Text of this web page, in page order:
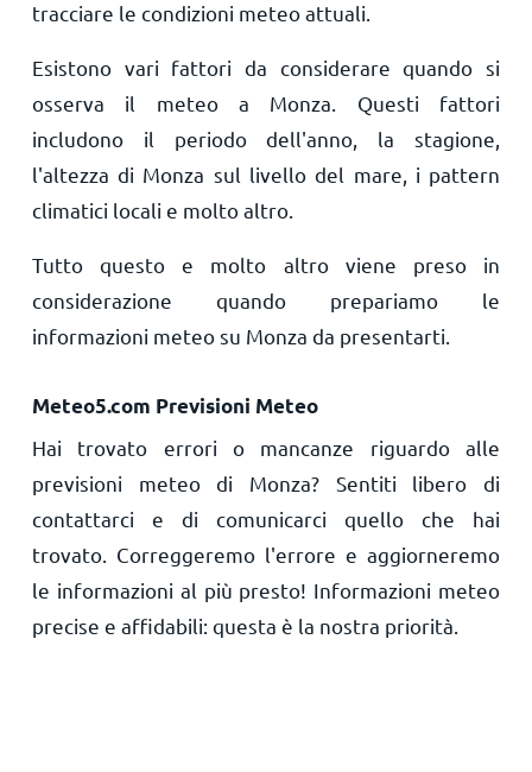
tracciare le condizioni meteo attuali.
Esistono vari fattori da considerare quando si
osserva il meteo a Monza. Questi fattori
includono il periodo dell'anno, la stagione,
l'altezza di Monza sul livello del mare, i pattern
climatici locali e molto altro.
Tutto questo e molto altro viene preso in
considerazione quando prepariamo le
informazioni meteo su Monza da presentarti.
Meteo5.com Previsioni Meteo
Hai trovato errori o mancanze riguardo alle
previsioni meteo di Monza? Sentiti libero di
contattarci e di comunicarci quello che hai
trovato. Correggeremo l'errore e aggiorneremo
le informazioni al più presto! Informazioni meteo
precise e affidabili: questa è la nostra priorità.